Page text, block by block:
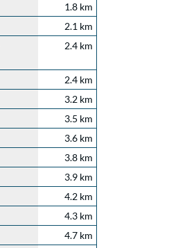
1.8 km
2.1 km
2.4 km
2.4 km
3.2 km
3.5 km
3.6 km
3.8 km
3.9 km
4.2 km
4.3 km
4.7 km